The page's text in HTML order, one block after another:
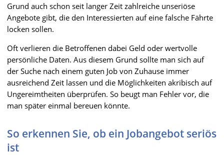
Grund auch schon seit langer Zeit zahlreiche unseriöse
Angebote gibt, die den Interessierten auf eine falsche Fährte
locken sollen.
Oft verlieren die Betroffenen dabei Geld oder wertvolle
persönliche Daten. Aus diesem Grund sollte man sich auf
der Suche nach einem guten Job von Zuhause immer
ausreichend Zeit lassen und die Möglichkeiten akribisch auf
Ungereimtheiten überprüfen. So beugt man Fehler vor, die
man später einmal bereuen könnte.
So erkennen Sie, ob ein Jobangebot seriös
ist